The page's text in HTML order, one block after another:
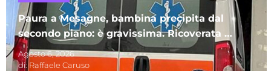
Paura a Mesagne, bambina precipita dal
secondo piano: è gravissima. Ricoverata al
Policlinico di Bari
Agosto 6, 2026
di:Raffaele Caruso